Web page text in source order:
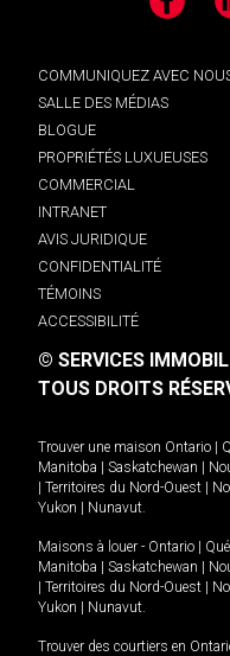
Facebook
COMMUNIQUEZ AVEC
SALLE DES MÉDIAS
BLOGUE
PROPRIÉTÉS LUXUEUSES
COMMERCIAL
INTRANET
AVIS JURIDIQUE
CONFIDENTIALITÉ
TÉMOINS
ACCESSIBILITÉ
© SERVICES
TOUS DROITS
Trouver une maison Ontario |
Manitoba | Saskatchewan |
| Territoires du Nord-Ouest |
Yukon | Nunavut
Maisons à louer - Ontario |
Manitoba | Saskatchewan |
| Territoires du Nord-Ouest |
Yukon | Nunavut
Trouver des courtiers en